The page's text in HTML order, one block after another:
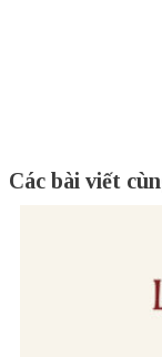
Các bài viết